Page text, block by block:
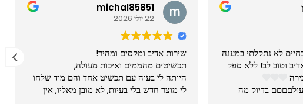
michal85851
22 יולי 2026
שירות אדיב ומקסים ומהיר!
תכשיטים מהממים ואיכות מעולה,
הייתה לי בעיה עם תכשיט אחד והם מיד שלחו
לי מוצר חדש בלי בעיות, לא מובן מאליו, אין
לא נתקלתי במענה
וטוב לב! ללא ספק
בדיוק מה